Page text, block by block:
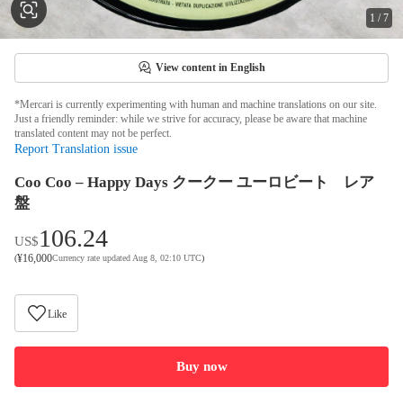
1 /7
View content in English
*Mercari is currently experimenting with human and machine translations on our site.
Just a friendly reminder: while we strive for accuracy, please be aware that machine
translated content may not be perfect.
Report Translation issue
Coo Coo – Happy Days クークー ユーロビート レア
盤
US$106.24
(¥16,000Currency rate updated Aug 8, 02:10 UTC)
Like
Buy now